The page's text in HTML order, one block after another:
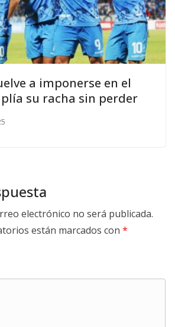
a imponerse en el
su racha sin perder
electrónico no será publicada.
están marcados con *